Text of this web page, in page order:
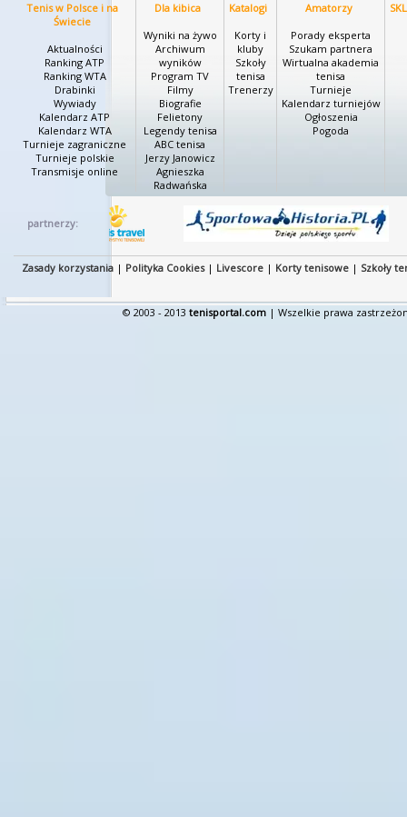
Tenis w Polsce i na
Świecie
Aktualności
Ranking ATP
Ranking WTA
Drabinki
Wywiady
Kalendarz ATP
Kalendarz WTA
Turnieje zagraniczne
Turnieje polskie
Transmisje online
Dla kibica
Wyniki na żywo
Archiwum
wyników
Program TV
Filmy
Biografie
Felietony
Legendy tenisa
ABC tenisa
Jerzy Janowicz
Agnieszka
Radwańska
Katalogi
Korty i
kluby
Szkoły
tenisa
Trenerzy
Amatorzy
Porady eksperta
Szukam partnera
Wirtualna akademia
tenisa
Turnieje
Kalendarz turniejów
Ogłoszenia
Pogoda
partnerzy:
Zasady korzystania | Polityka Cookies| Livescore | Korty tenisowe | Szkoły
© 2003 - 2013 tenisportal.com | Wszelkie prawa